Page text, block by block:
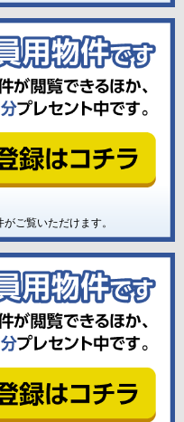
がご覧いただけます。